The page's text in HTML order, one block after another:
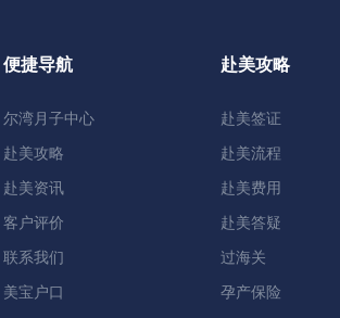
便捷导航
尔湾月子中心
赴美攻略
赴美资讯
客户评价
联系我们
美宝户口
赴美攻略
赴美签证
赴美流程
赴美费用
赴美答疑
过海关
孕产保险